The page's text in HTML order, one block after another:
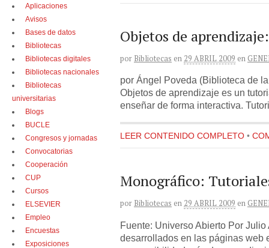
Objetos de
por Bibliotecas en 29 ABRIL 2009 en
por Ángel Poveda (Biblioteca de
Objetos de aprendizaje es un
enseñar de forma interactiva.
LEER CONTENIDO COMPLETO •
Monográfico:
por Bibliotecas en 29 ABRIL 2009 en
Fuente: Universo Abierto Por
desarrollados en las páginas web
Aplicaciones
Avisos
Bases de datos
Bibliotecas
Bibliotecas digitales
Bibliotecas nacionales
Bibliotecas
universitarias
Blogs
BUCLE
Congresos y jornadas
Convocatorias
Cooperación
CUP
Cursos
ELSEVIER
Empleo
Encuestas
Exposiciones